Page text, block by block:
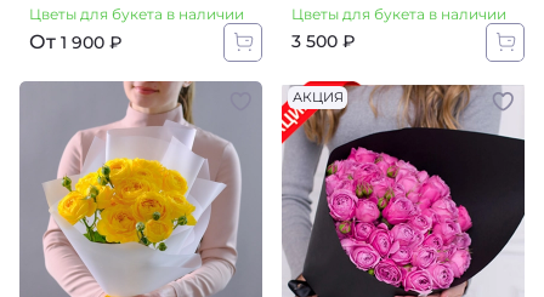
Цветы для букета в наличии
От 1 900 ₽
Цветы для букета в наличии
3 500 ₽
АКЦИЯ